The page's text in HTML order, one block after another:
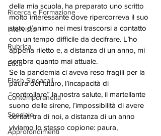
Ricerca e Formazione
Intervista
Rubrica
Etica
Flash Sindacali
Contemporaneità
Speciale
Approfondimenti
della mia scuola, ha preparato uno scritto
molto interessante dove ripercorreva il suo
stato d’animo nei mesi trascorsi a contatto
con un tempo difficile da decifrare. L’ho
appena riletto e, a distanza di un anno, mi
sembra quanto mai attuale.
Se la pandemia ci aveva reso fragili per la
paura del futuro, l’incapacità di
“controllare” la nostra salute, il martellante
suono delle sirene, l’impossibilità di avere
contati tra di noi, a distanza di un anno
viviamo lo stesso copione: paura,